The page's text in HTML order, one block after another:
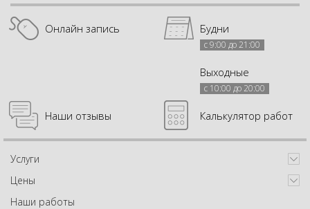
Онлайн запись Будни
с 9:00 до 21:00
Выходные
с 10:00 до 20:00
Наши отзывы Калькулятор работ
Услуги
Цены
Наши работы